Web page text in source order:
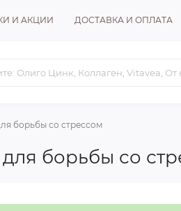
И АКЦИИ ДОСТАВКА И ОПЛАТА
борьбы со стрессом
борьбы со